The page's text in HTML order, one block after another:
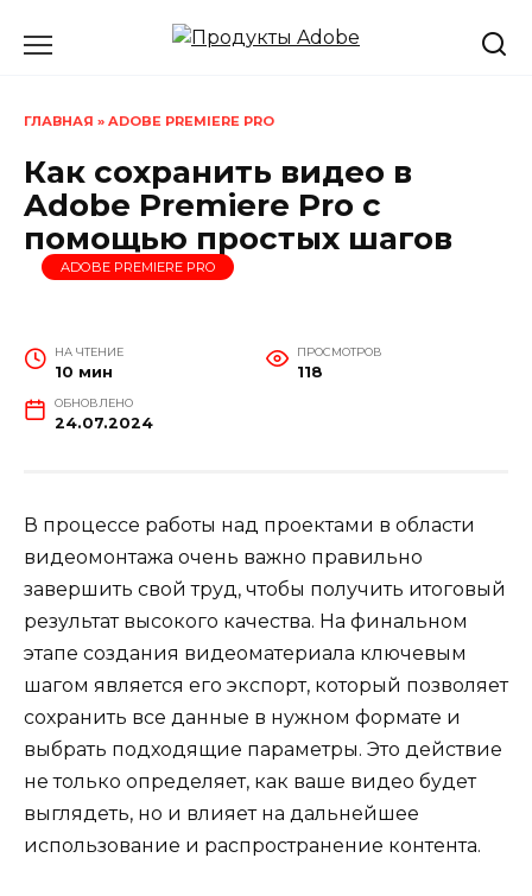
ГЛАВНАЯ » ADOBE PREMIERE PRO
Как сохранить видео в
Adobe Premiere Pro с
помощью простых шагов
ADOBE PREMIERE PRO
НА ЧТЕНИЕ
10 мин
ПРОСМОТРОВ
118
ОБНОВЛЕНО
24.07.2024
В процессе работы над проектами в области
видеомонтажа очень важно правильно
завершить свой труд, чтобы получить итоговый
результат высокого качества. На финальном
этапе создания видеоматериала ключевым
шагом является его экспорт, который позволяет
сохранить все данные в нужном формате и
выбрать подходящие параметры. Это действие
не только определяет, как ваше видео будет
выглядеть, но и влияет на дальнейшее
использование и распространение контента.